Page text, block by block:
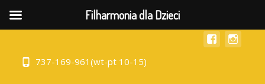
737-169-961(wt-pt 10-15)
Filharmonia dla Dzieci